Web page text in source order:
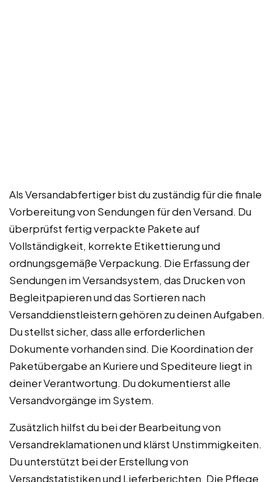
Als Versandabfertiger bist du zuständig für die finale
Vorbereitung von Sendungen für den Versand. Du
überprüfst fertig verpackte Pakete auf
Vollständigkeit, korrekte Etikettierung und
ordnungsgemäße Verpackung. Die Erfassung der
Sendungen im Versandsystem, das Drucken von
Begleitpapieren und das Sortieren nach
Versanddienstleistern gehören zu deinen Aufgaben.
Du stellst sicher, dass alle erforderlichen
Dokumente vorhanden sind. Die Koordination der
Paketübergabe an Kuriere und Spediteure liegt in
deiner Verantwortung. Du dokumentierst alle
Versandvorgänge im System.
Zusätzlich hilfst du bei der Bearbeitung von
Versandreklamationen und klärst Unstimmigkeiten.
Du unterstützt bei der Erstellung von
Versandstatistiken und Lieferberichten. Die Pflege